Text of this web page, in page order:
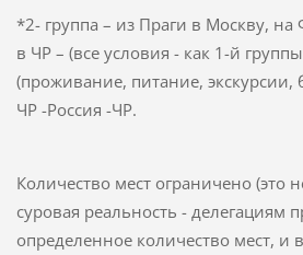
*2- группа – из Праги в Москву, на
в ЧР – (все условия - как 1-й
(проживание, питание, экскурсии,
ЧР -Россия -ЧР.
Количество мест ограничено (это
суровая реальность - делегациям
определенное количество мест, и